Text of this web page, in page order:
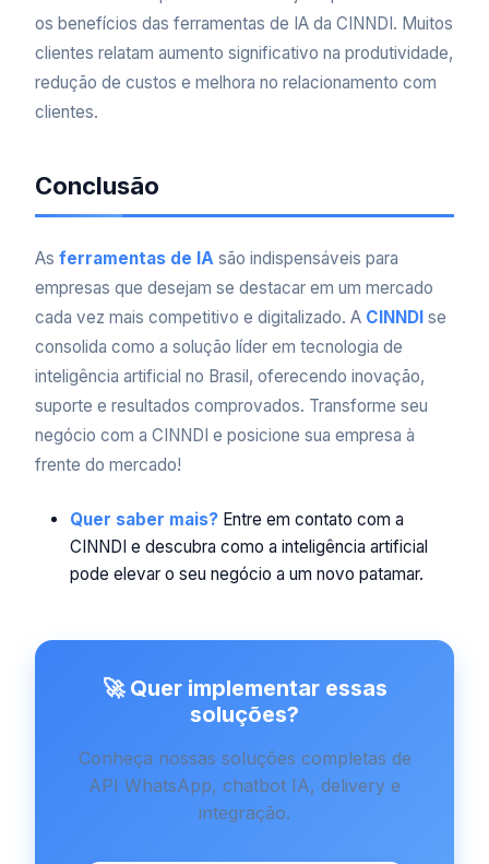
os benefícios das ferramentas de IA da CINNDI. Muitos
clientes relatam aumento significativo na produtividade,
redução de custos e melhora no relacionamento com
clientes.
Conclusão
As ferramentas de IA são indispensáveis para
empresas que desejam se destacar em um mercado
cada vez mais competitivo e digitalizado. A CINNDI se
consolida como a solução líder em tecnologia de
inteligência artificial no Brasil, oferecendo inovação,
suporte e resultados comprovados. Transforme seu
negócio com a CINNDI e posicione sua empresa à
frente do mercado!
Quer saber mais? Entre em contato com a
CINNDI e descubra como a inteligência artificial
pode elevar o seu negócio a um novo patamar.
🚀 Quer implementar essas
soluções?
Conheça nossas soluções completas de
API WhatsApp, chatbot IA, delivery e
integração.